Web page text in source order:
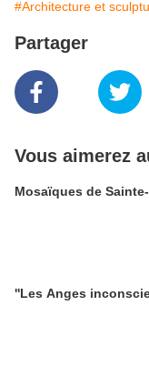
#Architecture et
Partager
Vous aimerez
Mosaïques de
''Les Anges